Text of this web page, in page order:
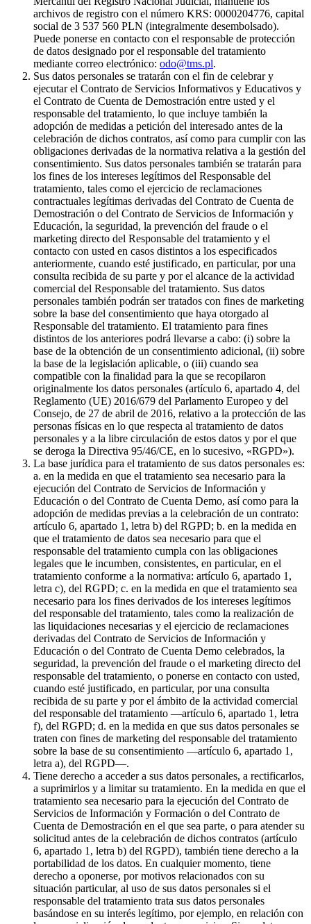
archivos de registro con el número KRS: 0000204776, capital
social de 3 537 560 PLN (integralmente desembolsado).
Puede ponerse en contacto con el responsable de protección
de datos designado por el responsable del tratamiento
mediante correo electrónico: odo@tms.pl.
Sus datos personales se tratarán con el fin de celebrar y
ejecutar el Contrato de Servicios Informativos y Educativos y
el Contrato de Cuenta de Demostración entre usted y el
responsable del tratamiento, lo que incluye también la
adopción de medidas a petición del interesado antes de la
celebración de dichos contratos, así como para cumplir con las
obligaciones derivadas de la normativa relativa a la gestión del
consentimiento. Sus datos personales también se tratarán para
los fines de los intereses legítimos del Responsable del
tratamiento, tales como el ejercicio de reclamaciones
contractuales legítimas derivadas del Contrato de Cuenta de
Demostración o del Contrato de Servicios de Información y
Educación, la seguridad, la prevención del fraude o el
marketing directo del Responsable del tratamiento y el
contacto con usted en casos distintos a los especificados
anteriormente, cuando esté justificado, en particular, por una
consulta recibida de su parte y por el alcance de la actividad
comercial del Responsable del tratamiento. Sus datos
personales también podrán ser tratados con fines de marketing
sobre la base del consentimiento que haya otorgado al
Responsable del tratamiento. El tratamiento para fines
distintos de los anteriores podrá llevarse a cabo: (i) sobre la
base de la obtención de un consentimiento adicional, (ii) sobre
la base de la legislación aplicable, o (iii) cuando sea
compatible con la finalidad para la que se recopilaron
originalmente los datos personales (artículo 6, apartado 4, del
Reglamento (UE) 2016/679 del Parlamento Europeo y del
Consejo, de 27 de abril de 2016, relativo a la protección de las
personas físicas en lo que respecta al tratamiento de datos
personales y a la libre circulación de estos datos y por el que
se deroga la Directiva 95/46/CE, en lo sucesivo, «RGPD»).
La base jurídica para el tratamiento de sus datos personales es:
a. en la medida en que el tratamiento sea necesario para la
ejecución del Contrato de Servicios de Información y
Educación o del Contrato de Cuenta Demo, así como para la
adopción de medidas previas a la celebración de un contrato:
artículo 6, apartado 1, letra b) del RGPD; b. en la medida en
que el tratamiento de datos sea necesario para que el
responsable del tratamiento cumpla con las obligaciones
legales que le incumben, consistentes, en particular, en el
tratamiento conforme a la normativa: artículo 6, apartado 1,
letra c), del RGPD; c. en la medida en que el tratamiento sea
necesario para los fines derivados de los intereses legítimos
del responsable del tratamiento, tales como la realización de
las liquidaciones necesarias y el ejercicio de reclamaciones
derivadas del Contrato de Servicios de Información y
Educación o del Contrato de Cuenta Demo celebrados, la
seguridad, la prevención del fraude o el marketing directo del
responsable del tratamiento, o ponerse en contacto con usted,
cuando esté justificado, en particular, por una consulta
recibida de su parte y por el ámbito de la actividad comercial
del responsable del tratamiento —artículo 6, apartado 1, letra
f), del RGPD; d. en la medida en que sus datos personales se
traten con fines de marketing del responsable del tratamiento
sobre la base de su consentimiento —artículo 6, apartado 1,
letra a), del RGPD—.
Tiene derecho a acceder a sus datos personales, a rectificarlos,
a suprimirlos y a limitar su tratamiento. En la medida en que el
tratamiento sea necesario para la ejecución del Contrato de
Servicios de Información y Formación o del Contrato de
Cuenta de Demostración en el que sea parte, o para atender su
solicitud antes de la celebración de dichos contratos (artículo
6, apartado 1, letra b) del RGPD), también tiene derecho a la
portabilidad de los datos. En cualquier momento, tiene
derecho a oponerse, por motivos relacionados con su
situación particular, al uso de sus datos personales si el
responsable del tratamiento trata sus datos personales
basándose en su interés legítimo, por ejemplo, en relación con